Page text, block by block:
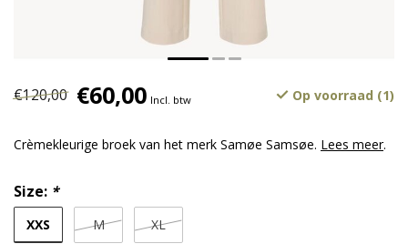
€120,00 €60,00 Incl. btw Op voorraad (1)
Crèmekleurige broek van het merk Samøe Samsøe. Lees meer.
Size: *
XXS M XL